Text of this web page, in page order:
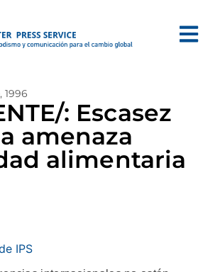
1996
: Escasez
amenaza
alimentaria
IPS